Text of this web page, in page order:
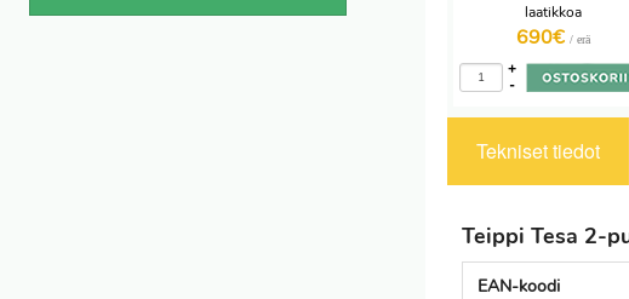
laatikkoa
690€ / erä
-
+
Tekniset tiedot
Teippi Tesa 2-
EAN-koodi